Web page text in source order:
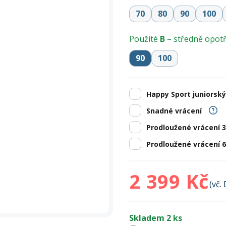
Oblečení
Zobrazit vše
Frisbee a jiné
Sluneční brýle
Doplňky
panely
70
80 90 100
Použité B – středně
90
100
Happy Sport
Snadné vrácení
Prodloužené vrácení
Prodloužené vrácení
2 399 Kč(vč.
Skladem 2 ks